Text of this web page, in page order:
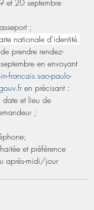
et 20 septembre
;
nationale d'identité.
prendre rendez-
en envoyant
francais.sao-paulo-
en précisant :
et lieu de
;
et préférence
après-midi/jour